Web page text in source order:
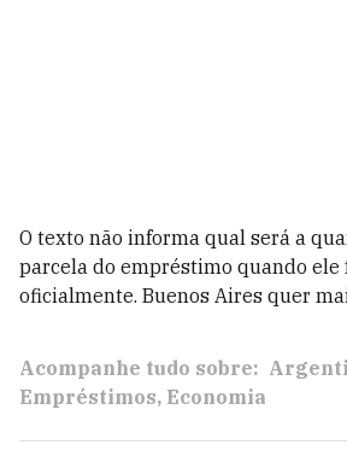
O texto não informa qual será a
parcela do empréstimo quando ele
oficialmente. Buenos Aires quer
Acompanhe tudo sobre:
Empréstimos Economia